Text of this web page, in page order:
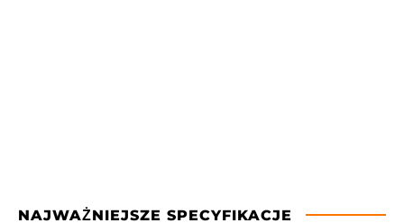
NAJWAŻNIEJSZE SPECYFIKACJE